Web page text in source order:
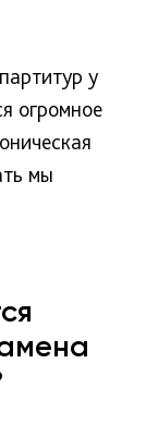
у
огромное
мы